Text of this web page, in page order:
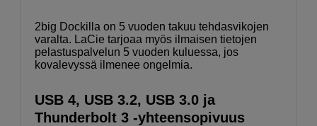
2big Dockilla on 5 vuoden takuu tehdasvikojen
varalta. LaCie tarjoaa myös ilmaisen tietojen
pelastuspalvelun 5 vuoden kuluessa, jos
kovalevyssä ilmenee ongelmia.
USB 4, USB 3.2, USB 3.0 ja
Thunderbolt 3 -yhteensopivuus